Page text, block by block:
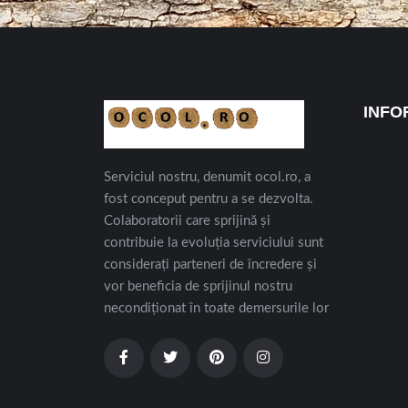
Serviciul nostru, denumit ocol.ro, a
fost conceput pentru a se dezvolta.
Colaboratorii care sprijină și
contribuie la evoluția serviciului sunt
considerați parteneri de încredere și
vor beneficia de sprijinul nostru
necondiționat în toate demersurile lor